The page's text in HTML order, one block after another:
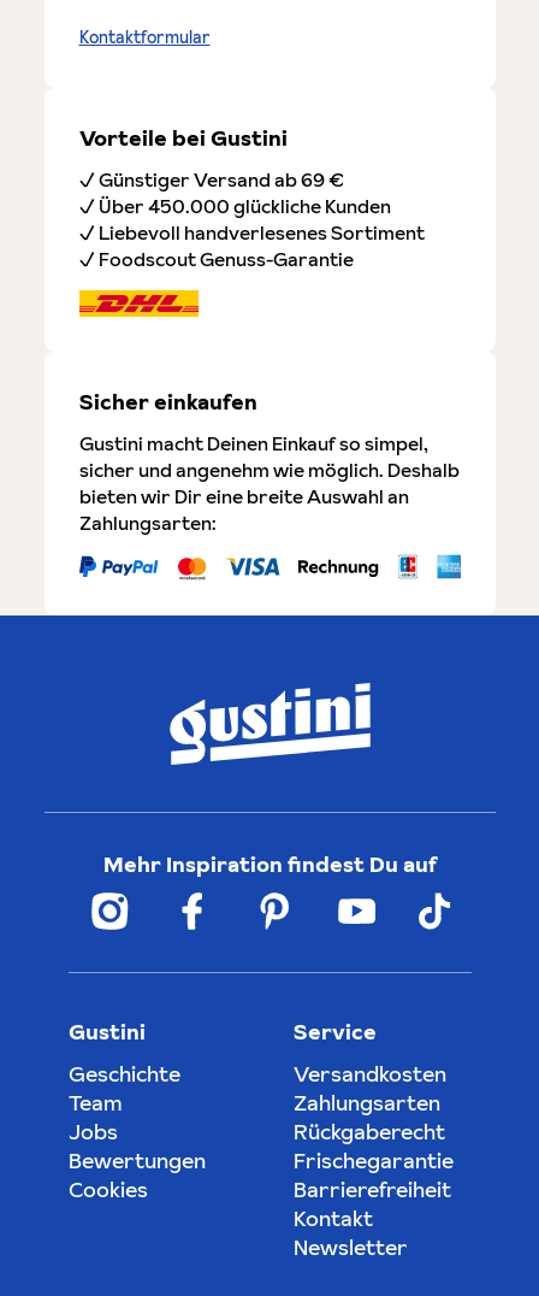
Kontaktformular
Vorteile bei Gustini
✓ Günstiger Versand ab 69 €
✓ Über 450.000 glückliche Kunden
✓ Liebevoll handverlesenes Sortiment
✓ Foodscout Genuss-Garantie
Sicher einkaufen
Gustini macht Deinen Einkauf so simpel,
sicher und angenehm wie möglich. Deshalb
bieten wir Dir eine breite Auswahl an
Zahlungsarten:
Mehr Inspiration findest Du auf
Gustini
Geschichte
Team
Jobs
Bewertungen
Cookies
Service
Versandkosten
Zahlungsarten
Rückgaberecht
Frischegarantie
Barrierefreiheit
Kontakt
Newsletter